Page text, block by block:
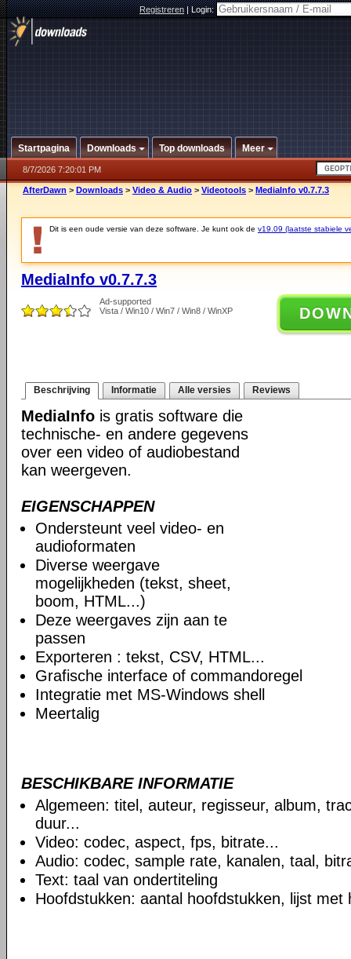
Registreren|Login:
Startpagina Downloads Top downloads Meer
8/7/2026 7:20:01 PM
AfterDawn > Downloads > Video & Audio > Videotools > MediaInfo v0.7.7.3
Dit is een oude versie van deze software. Je kunt ook de v19.09 (laatste stabiele
MediaInfo v0.7.7.3
Ad-supported
Vista / Win10 / Win7 / Win8 / WinXP
Beschrijving Informatie Alle versies Reviews
MediaInfo is gratis software die
technische- en andere gegevens
over een video of audiobestand
kan weergeven.
EIGENSCHAPPEN
Ondersteunt veel video- en
audioformaten
Diverse weergave
mogelijkheden (tekst, sheet,
boom, HTML...)
Deze weergaves zijn aan te
passen
Exporteren : tekst, CSV, HTML...
Grafische interface of commandoregel
Integratie met MS-Windows shell
Meertalig
BESCHIKBARE INFORMATIE
Algemeen: titel, auteur, regisseur, album,
duur...
Video: codec, aspect, fps, bitrate...
Audio: codec, sample rate, kanalen, taal,
Text: taal van ondertiteling
Hoofdstukken: aantal hoofdstukken, lijst met